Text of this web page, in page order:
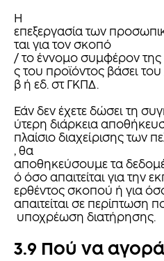
Η
επεξεργασία των
ται για τον σκοπό
/ το έννομο συμφέρον της
ς του προϊόντος βάσει
β ή εδ. στ ΓΚΠΔ.
Εάν δεν έχετε δώσει τη
ύτερη διάρκεια
πλαίσιο διαχείρισης των
, θα
αποθηκεύσουμε τα
ό όσο απαιτείται για
ερθέντος σκοπού ή για
απαιτείται σε περίπτωση
υποχρέωση διατήρησης.
3.9 Πού να